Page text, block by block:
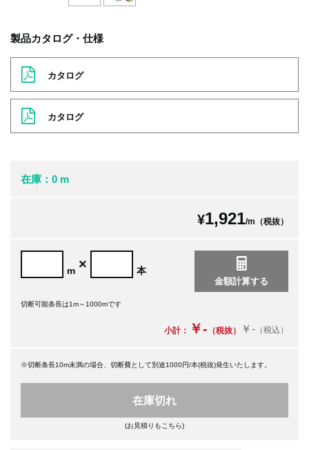
製品カタログ・仕様
カタログ
カタログ
在庫：0 m
¥1,921/m（税抜）
m × 本
切断可能条長は1m～1000mです
小計： ￥- （税抜） ￥- （税込）
※切断条長10m未満の場合、切断費として別途1000円/本(税抜)発生いたします。
在庫切れ
(お見積りもこちら)